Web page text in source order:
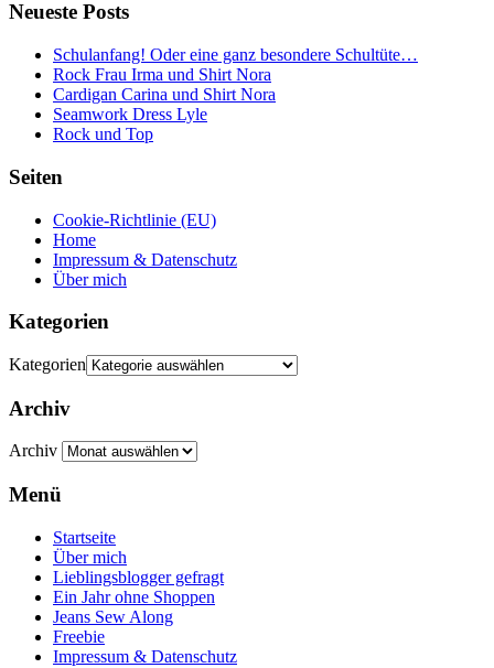
Neueste Posts
Schulanfang! Oder eine ganz besondere Schultüte…
Rock Frau Irma und Shirt Nora
Cardigan Carina und Shirt Nora
Seamwork Dress Lyle
Rock und Top
Seiten
Cookie-Richtlinie (EU)
Home
Impressum & Datenschutz
Über mich
Kategorien
Kategorien
Archiv
Archiv
Menü
Startseite
Über mich
Lieblingsblogger gefragt
Ein Jahr ohne Shoppen
Jeans Sew Along
Freebie
Impressum & Datenschutz